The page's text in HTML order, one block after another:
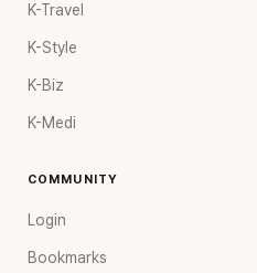
K-Travel
K-Style
K-Biz
K-Medi
COMMUNITY
Login
Bookmarks